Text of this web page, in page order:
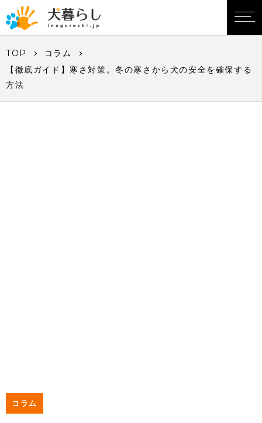
TOP
コラム
【徹底ガイド】寒さ対策。冬の寒さから犬の安全を確保する
方法
コラム